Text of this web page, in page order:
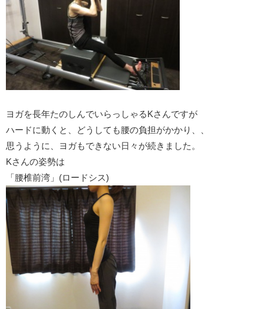
ヨガを長年たのしんでいらっしゃるKさんですが
ハードに動くと、どうしても腰の負担がかかり、、
思うように、ヨガもできない日々が続きました。
Kさんの姿勢は
「腰椎前湾」(ロードシス)